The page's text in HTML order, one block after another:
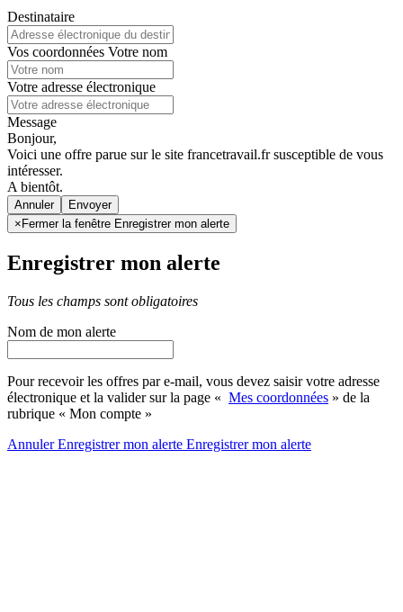
Destinataire
Vos coordonnées Votre nom
Votre adresse électronique
Message
Bonjour,
Voici une offre parue sur le site francetravail.fr susceptible de vous
intéresser.
A bientôt.
Annuler
× Fermer la fenêtre Enregistrer mon alerte
Enregistrer mon alerte
Tous les champs sont obligatoires
Nom de mon alerte
Pour recevoir les offres par e-mail, vous devez saisir votre adresse
électronique et la valider sur la page « Mes coordonnées » de la
rubrique « Mon compte »
AnnulerEnregistrer mon alerte Enregistrermon alerte